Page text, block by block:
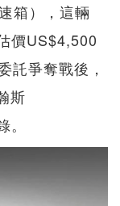
箱），這輛
價US$4,500
託爭奪戰後，
斯